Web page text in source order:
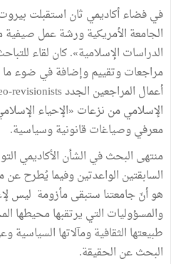
في فضاء أكاديمي ثان استقبلت
الجامعة الأمريكية ورشة عمل
الدراسات الإسلامية». كان لقاء
مراجعات وتقييم وإضافة في ضوء ما
الإسلامي من نزعات «الإحياء
معرفي وصياغات قانونية وسياسية.
منتهى البحث في الشأن الأكاديمي
السابقتين الواعدتين وفيما يُطرح عن
هو أنّ جامعتنا ستبقى مأزومة ليس
والمسؤوليات التي يرتقبها محيطها
طبيعتها الثقافية ومآلاتها
البحث عن الحقيقة.